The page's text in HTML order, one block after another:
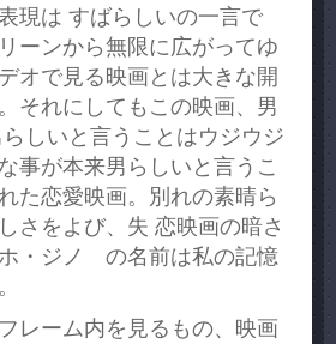
現は すばらしいの一言で
ーンから無限に広がってゆ
オで見る映画とは大きな開
それにしてもこの映画、男
しいと言うことはウジウジ
事が本来男らしいと言うこ
た恋愛映画。別れの素晴ら
さをよび、失 恋映画の暗さ
・ジノ の名前は私の記憶
レーム内を見るもの、映画